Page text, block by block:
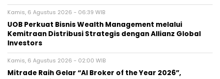
Kamis, 6 Agustus 2026 - 06:39 WIB
UOB Perkuat Bisnis Wealth Management melalui
Kemitraan Distribusi Strategis dengan Allianz Global
Investors
Kamis, 6 Agustus 2026 - 02:00 WIB
Mitrade Raih Gelar “AI Broker of the Year 2026”,